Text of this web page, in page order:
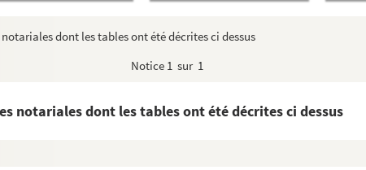
dont les tables ont été décrites ci dessus
Notice 1 sur 1
notariales dont les tables ont été décrites ci dessus